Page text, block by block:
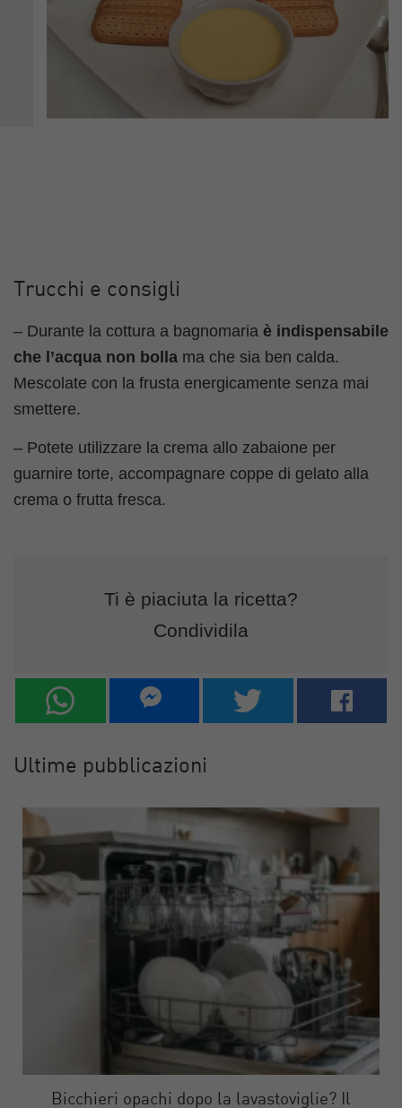
Trucchi e consigli
– Durante la cottura a bagnomaria è indispensabile
che l’acqua non bolla ma che sia ben calda.
Mescolate con la frusta energicamente senza mai
smettere.
– Potete utilizzare la crema allo zabaione per
guarnire torte, accompagnare coppe di gelato alla
crema o frutta fresca.
Ti è piaciuta la ricetta?
Condividila
Ultime pubblicazioni
Bicchieri opachi dopo la lavastoviglie? Il